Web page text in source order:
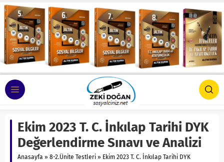
Ekim 2023 T. C. İnkılap Tarihi DYK
Değerlendirme Sınavı ve Analizi
Anasayfa » 8-2.Ünite Testleri » Ekim 2023 T. C. İnkılap Tarihi DYK